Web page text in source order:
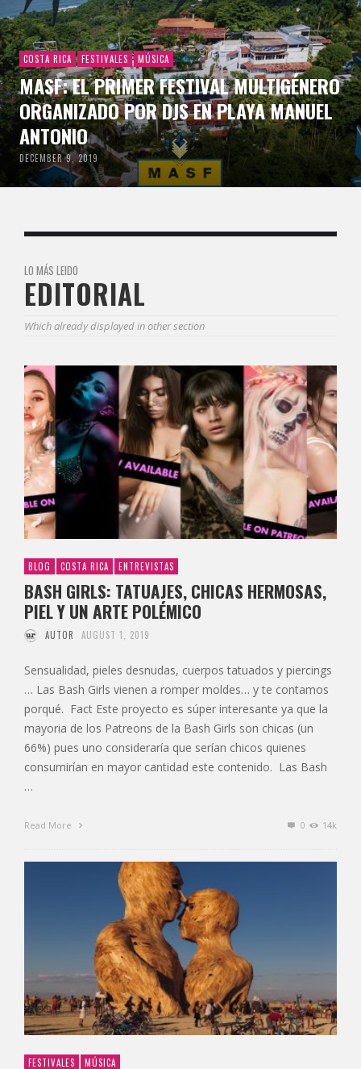
COSTA RICA FESTIVALES MÚSICA
MASF: EL PRIMER FESTIVAL MULTIGÉNERO
ORGANIZADO POR DJS EN PLAYA MANUEL
ANTONIO
DECEMBER 9, 2019
LO MÁS LEIDO
EDITORIAL
Which already displayed in other section
BLOG COSTA RICA ENTREVISTAS
BASH GIRLS: TATUAJES, CHICAS HERMOSAS,
PIEL Y UN ARTE POLÉMICO
AUTOR AUGUST 1, 2019
Sensualidad, pieles desnudas, cuerpos tatuados y piercings
… Las Bash Girls vienen a romper moldes… y te contamos
porqué. Fact Este proyecto es súper interesante ya que la
mayoria de los Patreons de la Bash Girls son chicas (un
66%) pues uno consideraría que serían chicos quienes
consumirían en mayor cantidad este contenido. Las Bash
…
Read More 0 14k
FESTIVALES MÚSICA